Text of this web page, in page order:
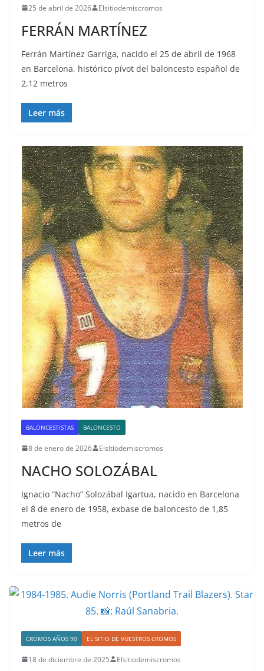
25 de abril de 2026 Elsitiodemiscromos
FERRÁN MARTÍNEZ
Ferrán Martínez Garriga, nacido el 25 de abril de 1968
en Barcelona, histórico pívot del baloncesto español de
2,12 metros
Leer más
BALONCESTISTAS BALONCESTO
8 de enero de 2026 Elsitiodemiscromos
NACHO SOLOZÁBAL
Ignacio “Nacho” Solozábal Igartua, nacido en Barcelona
el 8 de enero de 1958, exbase de baloncesto de 1,85
metros de
Leer más
CROMOS AÑOS 90 EL SITIO DE VUESTROS CROMOS
18 de diciembre de 2025 Elsitiodemiscromos